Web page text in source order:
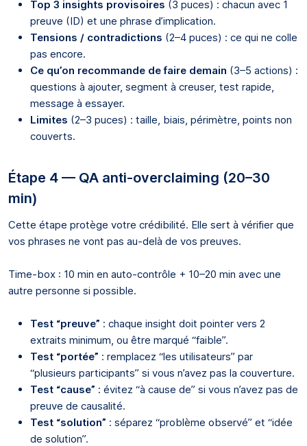
Top 3 insights provisoires (3 puces) : chacun avec 1
preuve (ID) et une phrase d’implication.
Tensions / contradictions (2–4 puces) : ce qui ne colle
pas encore.
Ce qu’on recommande de faire demain (3–5 actions) :
questions à ajouter, segment à creuser, test rapide,
message à essayer.
Limites (2–3 puces) : taille, biais, périmètre, points non
couverts.
Étape 4 — QA anti-overclaiming (20–30
min)
Cette étape protège votre crédibilité. Elle sert à vérifier que
vos phrases ne vont pas au-delà de vos preuves.
Time-box : 10 min en auto-contrôle + 10–20 min avec une
autre personne si possible.
Test “preuve” : chaque insight doit pointer vers 2
extraits minimum, ou être marqué “faible”.
Test “portée” : remplacez “les utilisateurs” par
“plusieurs participants” si vous n’avez pas la couverture.
Test “cause” : évitez “à cause de” si vous n’avez pas de
preuve de causalité.
Test “solution” : séparez “problème observé” et “idée
de solution”.